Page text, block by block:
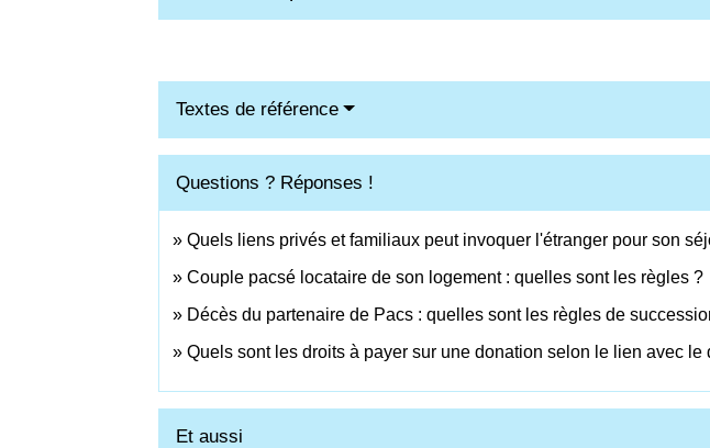
Textes de référence
Questions ? Réponses !
Quels liens privés et familiaux peut invoquer l'étranger pour son
Couple pacsé locataire de son logement : quelles sont les règles ?
Décès du partenaire de Pacs : quelles sont les règles de
Quels sont les droits à payer sur une donation selon le lien avec le
Et aussi